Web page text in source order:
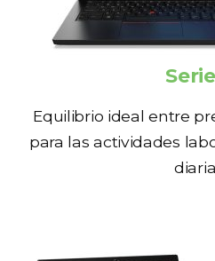
Equilibrio ideal entre
para las actividades